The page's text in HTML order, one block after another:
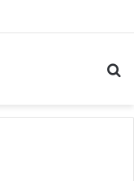
में फेल, लगा जुर्माना